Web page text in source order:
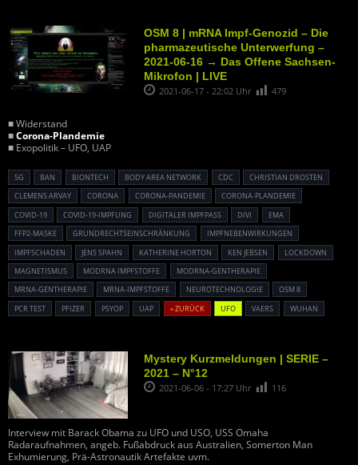
OSM 8 | mRNA Impf-Genozid – Die
pharmazeutische Unterwerfung –
2021-06-16 → Das Offene Sachsen-
Mikrofon | LIVE
2021-06-17 - 22:02 Uhr 479
■ Widerstand
■Corona-Plandemie
■ Exopolitik – UFO, UAP
5G BAN BIONTECH BODY AREA NETWORK CDC
CHRISTIAN DROSTEN
CLEMENS ARVAY
CORONA CORONA-PANDEMIE
CORONA-PLANDEMIE
COVID-19
COVID-19-IMPFUNG DIGITALER IMPFPASS DIVI
EMA
FFP2-MASKE
GRUNDRECHTSEINSCHRÄNKUNG
IMPFNEBENWIRKUNGEN
IMPFSCHADEN
JENS SPAHN KATHERINE HORTON KEN JEBSEN
LOCKDOWN
MAGNETISMUS
MODRNA IMPFSTOFFE
MODRNA-GENTHERAPIE
MRNA-GENTHERAPIE
MRNA-IMPFSTOFFE NEUROTECHNOLOGIE
OSM 8
PCR TEST
PFIZER PSYOP UAP « ZURÜCK UFO VAERS WUHAN
Mystery Kurzmeldungen | SERIE –
2021 – N°12
2021-06-06 - 17:27 Uhr 116
Interview mit Barack Obama zu UFO und USO, USS Omaha
Radaraufnahmen, angeb. Fußabdruck aus Australien, Somerton Man
Exhumierung, Prä-Astronautik Artefakte uvm.